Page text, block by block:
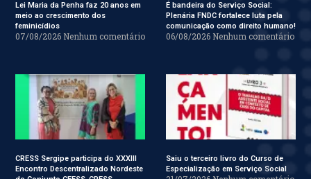
Lei Maria da Penha faz 20 anos em
meio ao crescimento dos
feminicídios
07/08/2026 Nenhum comentário
É bandeira do Serviço Social:
Plenária FNDC fortalece luta pela
comunicação como direito humano!
06/08/2026 Nenhum comentário
CRESS Sergipe participa do XXXIII
Encontro Descentralizado Nordeste
Saiu o terceiro livro do Curso de
Especialização em Serviço Social